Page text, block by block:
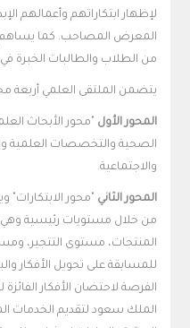
لإظهار ابتكاراتهم وأعمالهم
المعرض المصاحب. كما يساهم
من الطلاب والطالبات الخبرة في
يتضمن الملتقى العلمي أربعة
المحور الأول "محور الأبحاث
الصحية والتخصصات العلمية
والاجتماعية.
المحور الثاني "محور الابتكارات"
من خلال مستويات رئيسية
المنتجات، مستوى التتجير،
للمسابقة على تحويل الأفكار
الفرصة لاحتضان الأفكار
الملك سعود لتقديم الخدمات